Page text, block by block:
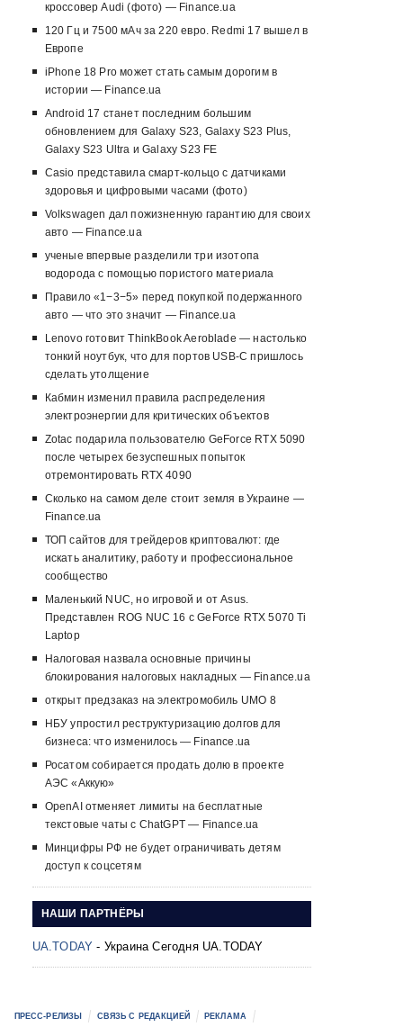
кроссовер Audi (фото) — Finance.ua
120 Гц и 7500 мАч за 220 евро. Redmi 17 вышел в
Европе
iPhone 18 Pro может стать самым дорогим в
истории — Finance.ua
Android 17 станет последним большим
обновлением для Galaxy S23, Galaxy S23 Plus,
Galaxy S23 Ultra и Galaxy S23 FE
Casio представила смарт-кольцо с датчиками
здоровья и цифровыми часами (фото)
Volkswagen дал пожизненную гарантию для своих
авто — Finance.ua
ученые впервые разделили три изотопа
водорода с помощью пористого материала
Правило «1−3−5» перед покупкой подержанного
авто — что это значит — Finance.ua
Lenovo готовит ThinkBook Aeroblade — настолько
тонкий ноутбук, что для портов USB-C пришлось
сделать утолщение
Кабмин изменил правила распределения
электроэнергии для критических объектов
Zotac подарила пользователю GeForce RTX 5090
после четырех безуспешных попыток
отремонтировать RTX 4090
Сколько на самом деле стоит земля в Украине —
Finance.ua
ТОП сайтов для трейдеров криптовалют: где
искать аналитику, работу и профессиональное
сообщество
Маленький NUC, но игровой и от Asus.
Представлен ROG NUC 16 с GeForce RTX 5070 Ti
Laptop
Налоговая назвала основные причины
блокирования налоговых накладных — Finance.ua
открыт предзаказ на электромобиль UMO 8
НБУ упростил реструктуризацию долгов для
бизнеса: что изменилось — Finance.ua
Росатом собирается продать долю в проекте
АЭС «Аккую»
OpenAI отменяет лимиты на бесплатные
текстовые чаты с ChatGPT — Finance.ua
Минцифры РФ не будет ограничивать детям
доступ к соцсетям
НАШИ ПАРТНЁРЫ
UA.TODAY - Украина Сегодня UA.TODAY
ПРЕСС-РЕЛИЗЫ СВЯЗЬ С РЕДАКЦИЕЙ РЕКЛАМА